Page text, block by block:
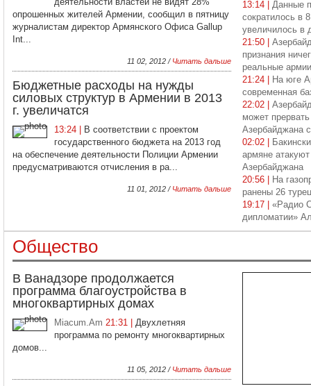
опрошенных жителей Армении, сообщил в пятницу
журналистам директор Армянского Офиса Gallup
Int...
11 02, 2012 / Читать дальше
Бюджетные расходы на нужды
силовых структур в Армении в 2013
г. увеличатся
13:24 |
В соответствии с проектом
государственного бюджета на 2013 год
на обеспечение деятельности Полиции Армении
предусматриваются отчисления в ра...
11 01, 2012 / Читать дальше
13:14 | Данные
сократилось в
увеличилось в
21:50 |
признания
реальные армии
21:24 |
На юге
современная
22:02 |
может
Азербайджана
02:02 |
армяне
Азербайджана
20:56 |
На
ранены 26
19:17 | «Радио
дипломатии»
Общество
В Ванадзоре продолжается
программа благоустройства в
многоквартирных домах
Miacum.Am 21:31 | Двухлетняя
программа по ремонту многоквартирных
домов...
11 05, 2012 / Читать дальше